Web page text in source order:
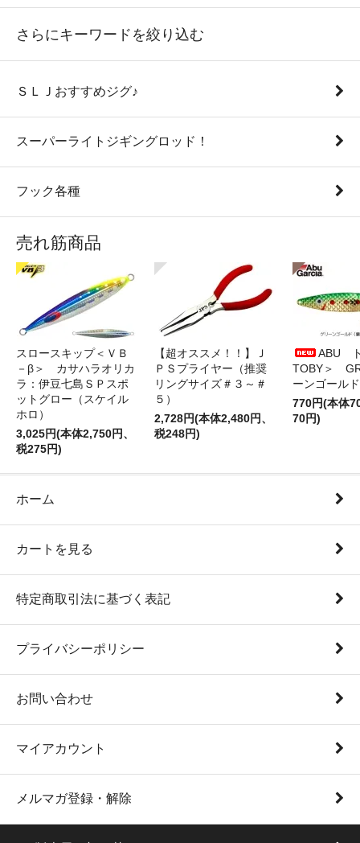
さらにキーワードを絞り込む
ＳＬＪおすすめジグ♪
スーパーライトジギングロッド！
フック各種
売れ筋商品
スロースキップ＜ＶＢ
－β＞ カサハラオリカ
ラ：伊豆七島ＳＰスポ
ットグロー（スケイル
ホロ）
3,025円(本体2,750円、
税275円)
【超オススメ！！】Ｊ
ＰＳプライヤー（推奨
リングサイズ＃３～＃
５）
2,728円(本体2,480円、
税248円)
ABU
TOBY＞
ーンゴールド
770円(本体
70円)
ホーム
カートを見る
特定商取引法に基づく表記
プライバシーポリシー
お問い合わせ
マイアカウント
メルマガ登録・解除